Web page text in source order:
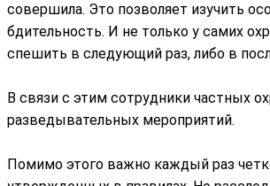
совершила. Это позволяет изучить
бдительность. И не только у самих
спешить в следующий раз, либо в
В связи с этим сотрудники частных
разведывательных мероприятий.
Помимо этого важно каждый раз